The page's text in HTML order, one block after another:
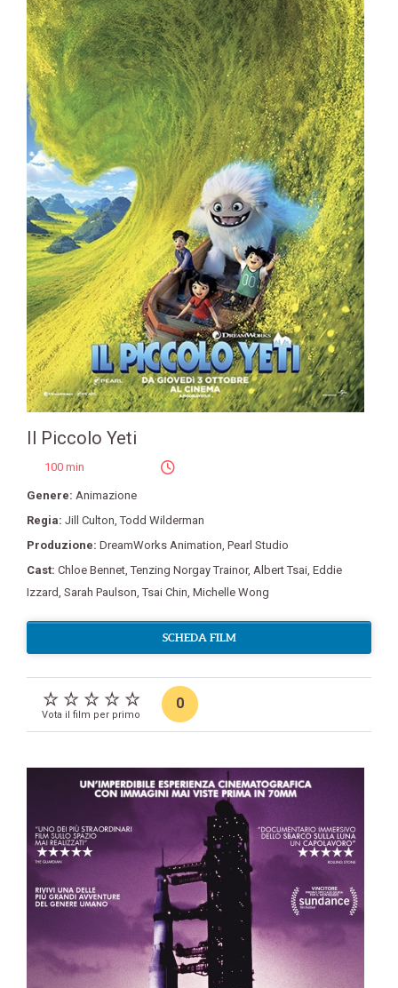
Il Piccolo Yeti
100 min
Genere: Animazione
Regia: Jill Culton,Todd Wilderman
Produzione: DreamWorks Animation, Pearl Studio
Cast: Chloe Bennet,Tenzing Norgay Trainor, Albert Tsai, Eddie
Izzard, Sarah Paulson,Tsai Chin, Michelle Wong
SCHEDA FILM
Vota il film per primo
0